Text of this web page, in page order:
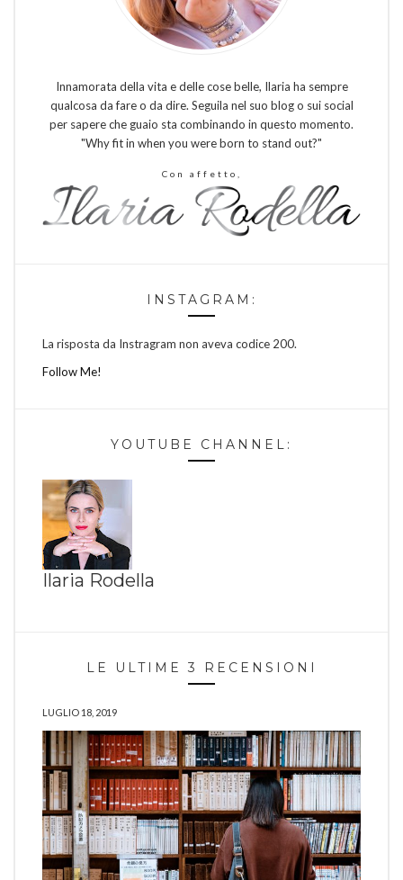
Innamorata della vita e delle cose belle, Ilaria ha sempre
qualcosa da fare o da dire. Seguila nel suo blog o sui social
per sapere che guaio sta combinando in questo momento.
"Why fit in when you were born to stand out?"
Con affetto,
INSTAGRAM:
La risposta da Instragram non aveva codice 200.
Follow Me!
YOUTUBE CHANNEL:
Ilaria Rodella
LE ULTIME 3 RECENSIONI
LUGLIO 18, 2019